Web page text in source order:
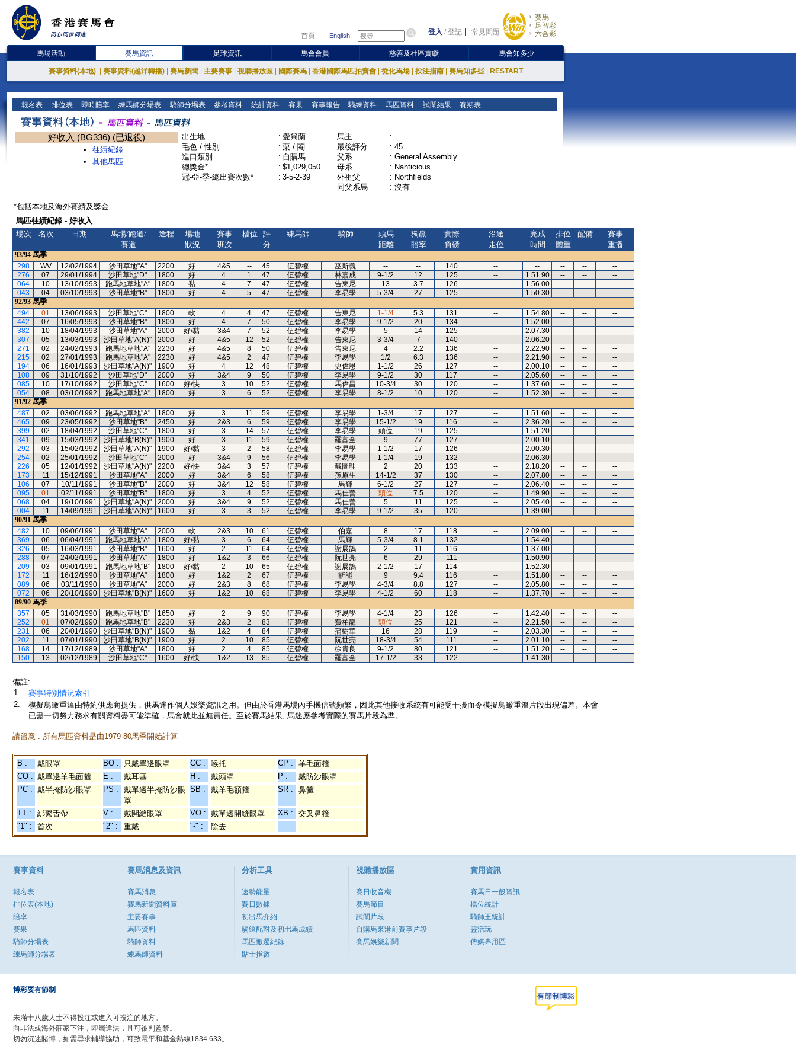
首頁 English 登入 /登記 常見問題
賽馬
足智彩
六合彩
馬場活動 賽馬資訊 足球資訊 馬會會員 慈善及社區貢獻 馬會知多少
賽事資料(本地) 賽事資料(越洋轉播) 賽馬新聞 主要賽事 視聽播放區 國際賽馬 香港國際馬匹拍賣會 從化馬場 投注指南 賽馬知多些 RESTART
報名表 排位表 即時賠率 練馬師分場表 騎師分場表 參考資料 統計資料 賽果 賽事報告 騎練資料 馬匹資料 試閘結果 賽期表
好收入 (BG336) (已退役)
往績紀錄
其他馬匹
出生地 : 愛爾蘭
毛色 / 性別
: 栗 / 閹
進口類別
: 自購馬
總獎金*
: $1,029,050
冠-亞-季-總出賽次數*
: 3-5-2-39
馬主
:
最後評分
: 45
父系
: General Assembly
母系
: Nanticious
外祖父
: Northfields
同父系馬
: 沒有
*包括本地及海外賽績及獎金
馬匹往績紀錄 - 好收入
場次
名次 日期
馬場/跑道/
賽道
途程
場地
狀況
賽事
班次
檔位
評
分
練馬師 騎師
頭馬
距離
獨贏
賠率
實際
負磅
沿途
走位
完成
時間
排位
體重
配備
賽事
重播
93/94 馬季
298
WV 12/02/1994 沙田草地"A" 2200 好 4&5 -- 45 伍碧權 巫斯義 -- -- 140 -- -- -- --
--
276
07 29/01/1994 沙田草地"D" 1800 好 4 1 47 伍碧權 林嘉成 9-1/2 12 125 -- 1.51.90 -- --
--
064
10 13/10/1993 跑馬地草地"A" 1800 黏 4 7 47 伍碧權 告東尼 13 3.7 126 -- 1.56.00 -- --
--
043
04 03/10/1993 沙田草地"B" 1800 好 4 5 47 伍碧權 李易學 5-3/4 27 125 -- 1.50.30 -- --
--
92/93 馬季
494
01 13/06/1993 沙田草地"C" 1800 軟 4 4 47 伍碧權 告東尼 1-1/4 5.3 131 -- 1.54.80 -- --
--
442
07 16/05/1993 沙田草地"B" 1800 好 4 7 50 伍碧權 李易學 9-1/2 20 134 -- 1.52.00 -- --
--
382
10 18/04/1993 沙田草地"A" 2000 好/黏 3&4 7 52 伍碧權 李易學 5 14 125 -- 2.07.30 -- --
--
307
05 13/03/1993 沙田草地"A(N)" 2000 好 4&5 12 52 伍碧權 告東尼 3-3/4 7 140 -- 2.06.20 -- --
--
271
02 24/02/1993 跑馬地草地"A" 2230 好 4&5 8 50 伍碧權 告東尼 4 2.2 136 -- 2.22.90 -- --
--
215
02 27/01/1993 跑馬地草地"A" 2230 好 4&5 2 47 伍碧權 李易學 1/2 6.3 136 -- 2.21.90 -- --
--
194
06 16/01/1993 沙田草地"A(N)" 1900 好 4 12 48 伍碧權 史偉恩 1-1/2 26 127 -- 2.00.10 -- --
--
108
09 31/10/1992 沙田草地"D" 2000 好 3&4 9 50 伍碧權 李易學 9-1/2 30 117 -- 2.05.60 -- --
--
085
10 17/10/1992 沙田草地"C" 1600 好/快 3 10 52 伍碧權 馬偉昌 10-3/4 30 120 -- 1.37.60 -- --
--
054
08 03/10/1992 跑馬地草地"A" 1800 好 3 6 52 伍碧權 李易學 8-1/2 10 120 -- 1.52.30 -- --
--
91/92 馬季
487
02 03/06/1992 跑馬地草地"A" 1800 好 3 11 59 伍碧權 李易學 1-3/4 17 127 -- 1.51.60 -- --
--
465
09 23/05/1992 沙田草地"B" 2450 好 2&3 6 59 伍碧權 李易學 15-1/2 19 116 -- 2.36.20 -- --
--
399
02 18/04/1992 沙田草地"C" 1800 好 3 14 57 伍碧權 李易學 頭位 19 125 -- 1.51.20 -- --
--
341
09 15/03/1992 沙田草地"B(N)" 1900 好 3 11 59 伍碧權 羅富全 9 77 127 -- 2.00.10 -- --
--
292
03 15/02/1992 沙田草地"A(N)" 1900 好/黏 3 2 58 伍碧權 李易學 1-1/2 17 126 -- 2.00.30 -- --
--
254
02 25/01/1992 沙田草地"C" 2000 好 3&4 9 56 伍碧權 李易學 1-1/4 19 132 -- 2.06.30 -- --
--
226
05 12/01/1992 沙田草地"A(N)" 2200 好/快 3&4 3 57 伍碧權 戴圖理 2 20 133 -- 2.18.20 -- --
--
173
11 15/12/1991 沙田草地"A" 2000 好 3&4 6 58 伍碧權 孫原生 14-1/2 37 130 -- 2.07.80 -- --
--
106
07 10/11/1991 沙田草地"B" 2000 好 3&4 12 58 伍碧權 馬輝 6-1/2 27 127 -- 2.06.40 -- --
--
095
01 02/11/1991 沙田草地"B" 1800 好 3 4 52 伍碧權 馬佳善 頭位 7.5 120 -- 1.49.90 -- --
--
068
04 19/10/1991 沙田草地"A(N)" 2000 好 3&4 9 52 伍碧權 馬佳善 5 11 125 -- 2.05.40 -- --
--
004
11 14/09/1991 沙田草地"A(N)" 1600 好 3 3 52 伍碧權 李易學 9-1/2 35 120 -- 1.39.00 -- --
--
90/91 馬季
482
10 09/06/1991 沙田草地"A" 2000 軟 2&3 10 61 伍碧權 伯嘉 8 17 118 -- 2.09.00 -- --
--
369
06 06/04/1991 跑馬地草地"A" 1800 好/黏 3 6 64 伍碧權 馬輝 5-3/4 8.1 132 -- 1.54.40 -- --
--
326
05 16/03/1991 沙田草地"B" 1600 好 2 11 64 伍碧權 謝展鵠 2 11 116 -- 1.37.00 -- --
--
288
07 24/02/1991 沙田草地"A" 1800 好 1&2 3 66 伍碧權 阮世亮 6 29 111 -- 1.50.90 -- --
--
209
03 09/01/1991 跑馬地草地"B" 1800 好/黏 2 10 65 伍碧權 謝展鵠 2-1/2 17 114 -- 1.52.30 -- --
--
172
11 16/12/1990 沙田草地"A" 1800 好 1&2 2 67 伍碧權 靳能 9 9.4 116 -- 1.51.80 -- --
--
089
06 03/11/1990 沙田草地"A" 2000 好 2&3 8 68 伍碧權 李易學 4-3/4 8.8 127 -- 2.05.80 -- --
--
072
06 20/10/1990 沙田草地"B(N)" 1600 好 1&2 10 68 伍碧權 李易學 4-1/2 60 118 -- 1.37.70 -- --
--
89/90 馬季
357
05 31/03/1990 跑馬地草地"B" 1650 好 2 9 90 伍碧權 李易學 4-1/4 23 126 -- 1.42.40 -- --
--
252
01 07/02/1990 跑馬地草地"B" 2230 好 2&3 2 83 伍碧權 費柏龍 頭位 25 121 -- 2.21.50 -- --
--
231
06 20/01/1990 沙田草地"B(N)" 1900 黏 1&2 4 84 伍碧權 蒲樹華 16 28 119 -- 2.03.30 -- --
--
202
11 07/01/1990 沙田草地"B(N)" 1900 好 2 10 85 伍碧權 阮世亮 18-3/4 54 111 -- 2.01.10 -- --
--
168
14 17/12/1989 沙田草地"A" 1800 好 2 4 85 伍碧權 徐貴良 9-1/2 80 121 -- 1.51.20 -- --
--
150
13 02/12/1989 沙田草地"C" 1600 好/快 1&2 13 85 伍碧權 羅富全 17-1/2 33 122 -- 1.41.30 -- -- --
備註:
1.
賽事特別情況索引
2.
模擬鳥瞰重溫由特約供應商提供，供馬迷作個人娛樂資訊之用。但由於香港馬場內手機信號頻繁，因此其他接收系統有可能受干擾而令模擬鳥瞰重溫片段出現偏差。本會
已盡一切努力務求有關資料盡可能準確，馬會就此並無責任。至於賽馬結果, 馬迷應參考實際的賽馬片段為準。
請留意 : 所有馬匹資料是由1979-80馬季開始計算
B : 戴眼罩 BO : 只戴單邊眼罩 CC : 喉托 CP :
羊毛面箍
CO : 戴單邊羊毛面箍 E : 戴耳塞 H : 戴頭罩 P :
戴防沙眼罩
PC : 戴半掩防沙眼罩 PS :
戴單邊半掩防沙眼
罩
SB : 戴羊毛額箍 SR : 鼻箍
TT : 綁繫舌帶 V : 戴開縫眼罩 VO : 戴單邊開縫眼罩 XB :
交叉鼻箍
"1" :
首次 "2" : 重戴 "-" : 除去
賽事資料
報名表
排位表(本地)
賠率
賽果
騎師分場表
練馬師分場表
賽馬消息及資訊
賽馬消息
賽馬新聞資料庫
主要賽事
馬匹資料
騎師資料
練馬師資料
分析工具
速勢能量
賽日數據
初出馬介紹
騎練配對及初岀馬成績
馬匹搬遷紀錄
貼士指數
視聽播放區
賽日收音機
賽馬節目
試閘片段
自購馬來港前賽事片段
賽馬娛樂新聞
實用資訊
賽馬日一般資訊
檔位統計
騎師王統計
靈活玩
傳媒專用區
博彩要有節制
未滿十八歲人士不得投注或進入可投注的地方。
向非法或海外莊家下注，即屬違法，且可被判監禁。
切勿沉迷賭博，如需尋求輔導協助，可致電平和基金熱線1834 633。